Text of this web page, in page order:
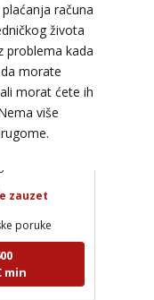
računa
života
problema kada
morate
morat ćete ih
više
zauzet
poruke
min